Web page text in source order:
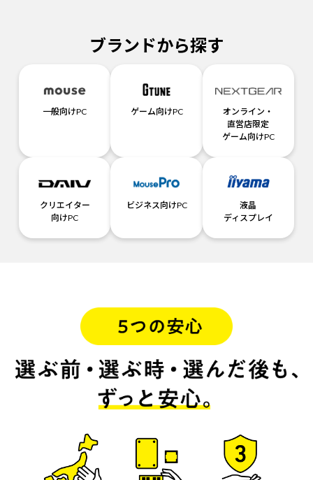
ブランドから探す
一般向けPC ゲーム向けPC
オンライン・
直営店限定
ゲーム向けPC
クリエイター
向けPC
ビジネス向けPC
液晶
ディスプレイ